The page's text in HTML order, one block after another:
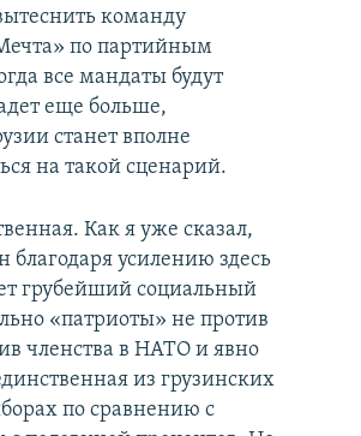
команду
по партийным
все мандаты будут
еще больше,
станет вполне
на такой сценарий.
Как я уже сказал,
усилению здесь
грубейший социальный
«патриоты» не против
членства в НАТО и явно
из грузинских
по сравнению с